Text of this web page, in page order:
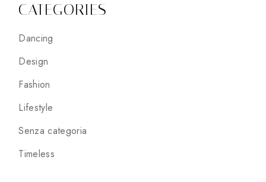
CATEGORIES
Dancing
Design
Fashion
Lifestyle
Senza categoria
Timeless